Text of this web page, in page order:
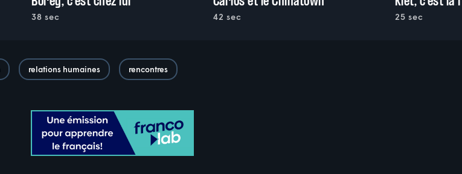
38 sec 42 sec 25 sec
relations humaines rencontres